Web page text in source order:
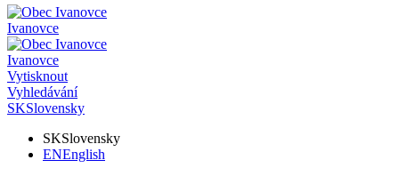
Ivanovce
Ivanovce
Vytisknout
Vyhledávání
SKSlovensky
SKSlovensky
ENEnglish